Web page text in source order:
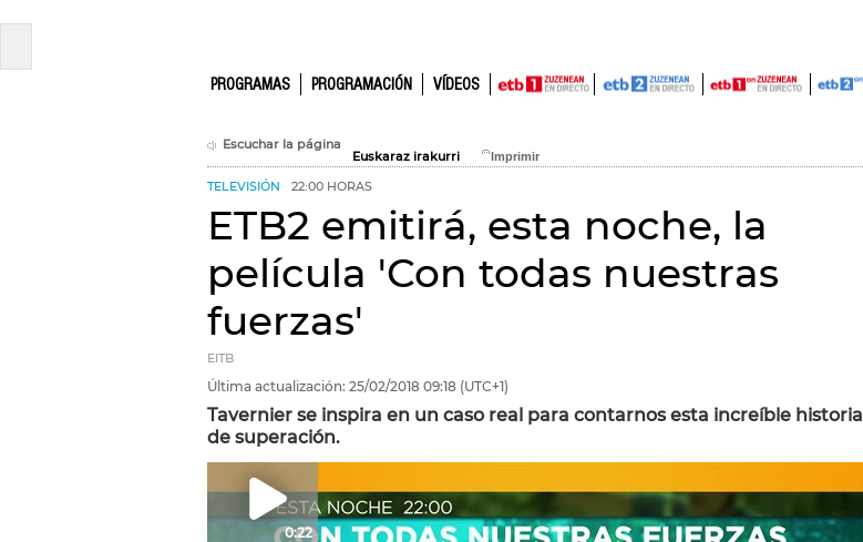
PROGRAMAS PROGRAMACIÓN VÍDEOS
Escuchar la página
Euskaraz irakurri
TELEVISIÓN 22:00 HORAS
ETB2 emitirá, esta noche, la
película 'Con todas nuestras
fuerzas'
EITB
Última actualización: 25/02/2018 09:18 (UTC+1)
Tavernier se inspira en un caso real para contarnos esta increíble historia
de superación.
0:22